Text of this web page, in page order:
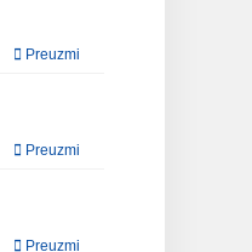
Preuzmi
Preuzmi
Preuzmi